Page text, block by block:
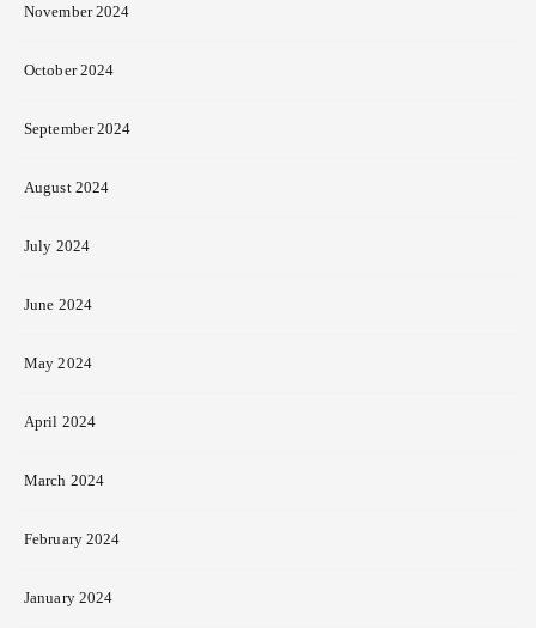
November 2024
October 2024
September 2024
August 2024
July 2024
June 2024
May 2024
April 2024
March 2024
February 2024
January 2024